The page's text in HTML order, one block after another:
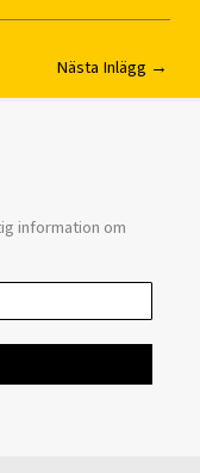
Nästa Inlägg →
information om